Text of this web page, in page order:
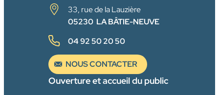
33, rue de la Lauzière
05230 LA BÂTIE-NEUVE
04 92 50 20 50
NOUS CONTACTER
Ouverture et accueil du public